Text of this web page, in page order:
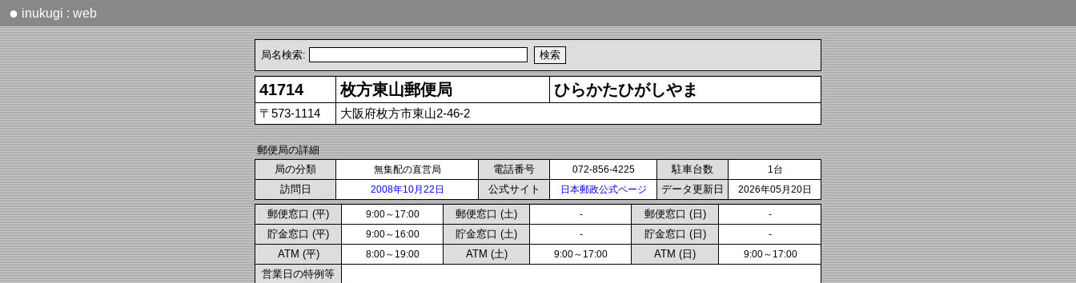
● inukugi : web
局名検索:
41714 枚方東山郵便局 ひらかたひがしやま
〒573-1114 大阪府枚方市東山2-46-2
郵便局の詳細
局の分類
無集配の直営局 電話番号 072-856-4225 駐車台数 1台
訪問日 2008年10月22日 公式サイト 日本郵政公式ページ データ更新日 2026年05月20日
郵便窓口 (平) 9:00～17:00 郵便窓口 (土) - 郵便窓口 (日) -
貯金窓口 (平) 9:00～16:00 貯金窓口 (土) - 貯金窓口 (日) -
ATM (平) 8:00～19:00 ATM (土) 9:00～17:00 ATM (日) 9:00～17:00
営業日の特例等